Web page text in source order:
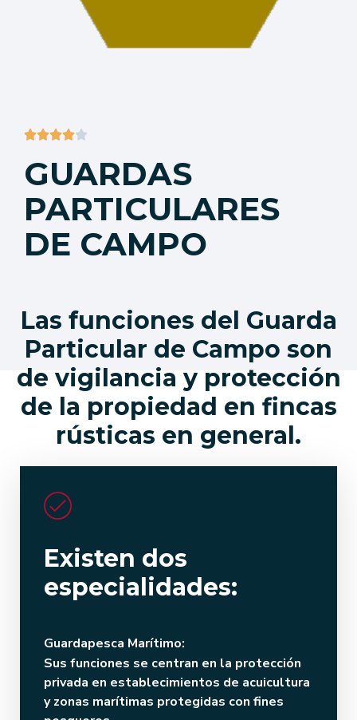

GUARDAS
PARTICULARES
DE CAMPO
Las funciones del Guarda
Particular de Campo son
de vigilancia y protección
de la propiedad en fincas
rústicas en general.
Existen dos
especialidades:
Guardapesca Marítimo:
Sus funciones se centran en la protección
privada en establecimientos de acuicultura
y zonas marítimas protegidas con fines